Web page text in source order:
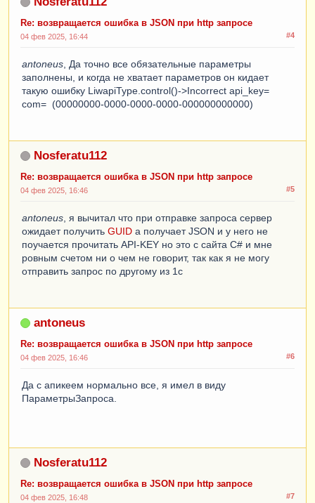
Re: возвращается ошибка в JSON при http запросе
#4
04 фев 2025, 16:44
antoneus , Да точно все обязательные параметры
заполнены, и когда не хватает параметров он кидает
такую ошибку LiwapiType.control()->Incorrect api_key=
com= (00000000-0000-0000-0000-000000000000)
Nosferatu112
Re: возвращается ошибка в JSON при http запросе
#5
04 фев 2025, 16:46
antoneus , я вычитал что при отправке запроса сервер
ожидает получить GUID а получает JSON и у него не
поучается прочитать API-KEY но это с сайта C# и мне
ровным счетом ни о чем не говорит, так как я не могу
отправить запрос по другому из 1с
antoneus
Re: возвращается ошибка в JSON при http запросе
#6
04 фев 2025, 16:46
Да с апикеем нормально все, я имел в виду
ПараметрыЗапроса.
Nosferatu112
Re: возвращается ошибка в JSON при http запросе
#7
04 фев 2025, 16:48